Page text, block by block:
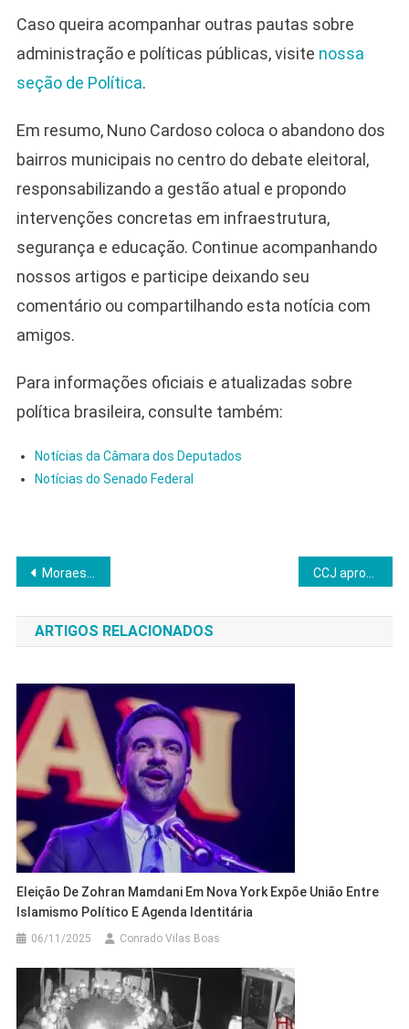
Caso queira acompanhar outras pautas sobre
administração e políticas públicas, visite nossa
seção de Política.
Em resumo, Nuno Cardoso coloca o abandono dos
bairros municipais no centro do debate eleitoral,
responsabilizando a gestão atual e propondo
intervenções concretas em infraestrutura,
segurança e educação. Continue acompanhando
nossos artigos e participe deixando seu
comentário ou compartilhando esta notícia com
amigos.
Para informações oficiais e atualizadas sobre
política brasileira, consulte também:
Notícias da Câmara dos Deputados
Notícias do Senado Federal
Navegação
de
Post
Moraes mantém prisão domiciliar de Bolsonaro apesar de PGR não denunciá-lo CCJ aprova suspensão de ação do STF contra deputado Gayer
ARTIGOS RELACIONADOS
Eleição De Zohran Mamdani Em Nova York Expõe União Entre
Islamismo Político E Agenda Identitária
06/11/2025 Conrado Vilas Boas